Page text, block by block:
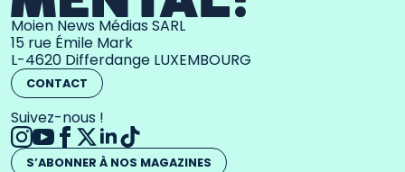
Moien News Médias SARL
15 rue Émile Mark
L-4620 Differdange LUXEMBOURG
CONTACT
Suivez-nous !
S’ABONNER À NOS MAGAZINES